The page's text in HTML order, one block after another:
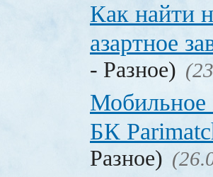
Как найти
азартное
- Разное)
Мобильное
БК
Разное)